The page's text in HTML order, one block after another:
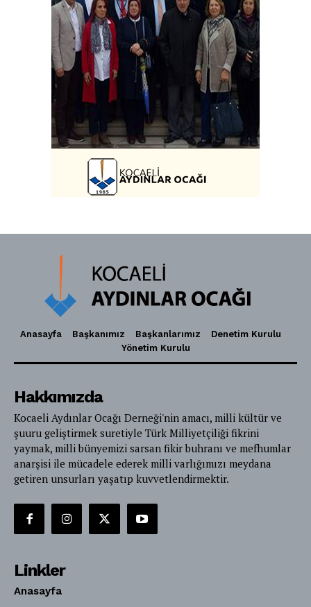
Anasayfa Başkanımız Başkanlarımız
Denetim Kurulu
Yönetim Kurulu
Hakkımızda
Kocaeli Aydınlar Ocağı Derneği'nin amacı, milli kültür ve
şuuru geliştirmek suretiyle Türk Milliyetçiliği fikrini
yaymak, milli bünyemizi sarsan fikir buhranı ve mefhumlar
anarşisi ile mücadele ederek milli varlığımızı meydana
getiren unsurları yaşatıp kuvvetlendirmektir.
Linkler
Anasayfa